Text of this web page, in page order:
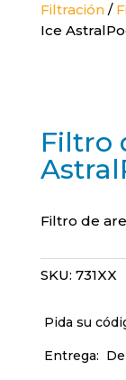
Filtración/
Ice
Filtro
Filtro de
SKU: 731XX
Pida su
Entrega: